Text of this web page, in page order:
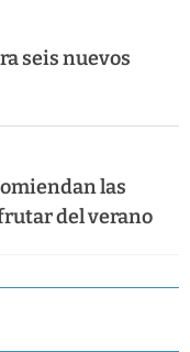
seis nuevos
las
del verano